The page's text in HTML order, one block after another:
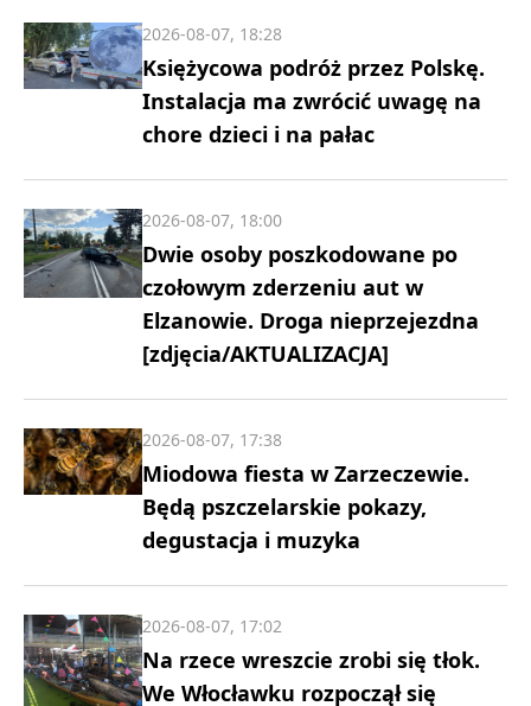
Księżycowa podróż przez Polskę.
Instalacja ma zwrócić uwagę na
chore dzieci i na pałac
2026-08-07, 18:28
Dwie osoby poszkodowane po
czołowym zderzeniu aut w
Elzanowie. Droga nieprzejezdna
[zdjęcia/AKTUALIZACJA]
2026-08-07, 18:00
Miodowa fiesta w Zarzeczewie.
Będą pszczelarskie pokazy,
degustacja i muzyka
2026-08-07, 17:38
Na rzece wreszcie zrobi się tłok.
We Włocławku rozpoczął się
2026-08-07, 17:02